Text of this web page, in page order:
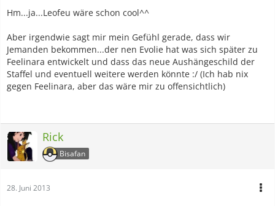
Entwicklungsform oder Abklatsche von Pikachu ~.~ Ich hab
es schon wieder im Anime eine große Rolle spielen soll. Und
kein Evoli. Oder Riolu. Oder oder... Gegen die habe ich
prinzipiell nichts, ich mag sie auch sehr, aber ich will halt
mal was Anderes. ^^
Ich will irgendwas Cooles. ^^ Etwas, das sich später
Leufeo.
Hm...ja...Leofeu wäre schon cool^^
Aber irgendwie sagt mir mein Gefühl gerade, dass wir
Jemanden bekommen...der nen Evolie hat was sich später zu
Feelinara entwickelt und dass das neue Aushängeschild der
Staffel und eventuell weitere werden könnte :/ (Ich hab nix
gegen Feelinara, aber das wäre mir zu offensichtlich)
Rick
Bisafan
28. Juni 2013